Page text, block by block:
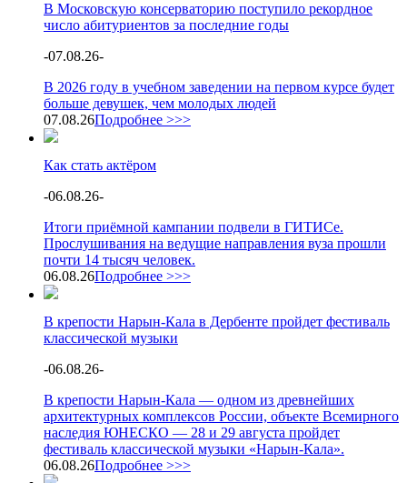
В Московскую консерваторию поступило рекордное
число абитуриентов за последние годы
-07.08.26-
В 2026 году в учебном заведении на первом курсе будет
больше девушек, чем молодых людей
07.08.26Подробнее >>>
Как стать актёром
-06.08.26-
Итоги приёмной кампании подвели в ГИТИСе.
Прослушивания на ведущие направления вуза прошли
почти 14 тысяч человек.
06.08.26Подробнее >>>
В крепости Нарын-Кала в Дербенте пройдет фестиваль
классической музыки
-06.08.26-
В крепости Нарын-Кала — одном из древнейших
архитектурных комплексов России, объекте Всемирного
наследия ЮНЕСКО — 28 и 29 августа пройдет
фестиваль классической музыки «Нарын-Кала».
06.08.26Подробнее >>>